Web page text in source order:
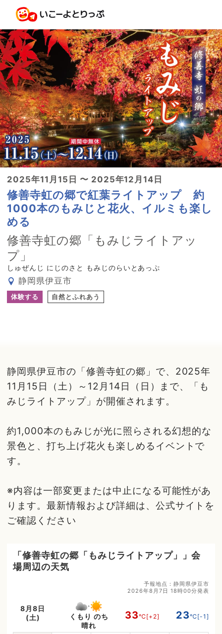
2025年11月15日 〜 2025年12月14日
修善寺虹の郷で紅葉ライトアップ 約
1000本のもみじと花火、イルミも楽し
める
修善寺虹の郷「もみじライトアッ
プ」
しゅぜんじ にじのさと もみじのらいとあっぷ
静岡県伊豆市
体験する 自然とふれあう
静岡県伊豆市の「修善寺虹の郷」で、2025年
11月15日（土）～12月14日（日）まで、「も
みじライトアップ」が開催されます。
約1,000本のもみじが光に照らされる幻想的な
景色と、打ち上げ花火も楽しめるイベントで
す。
※内容は一部変更または中止になる可能性があ
ります。最新情報および詳細は、公式サイトを
ご確認ください
「修善寺虹の郷「もみじライトアップ」」会
場周辺の天気
予報地点：静岡県伊豆市
2026年8月7日 18時00分発表
8月8日
(土)
くもり のち
晴れ
33℃[+2] 23℃[-1]